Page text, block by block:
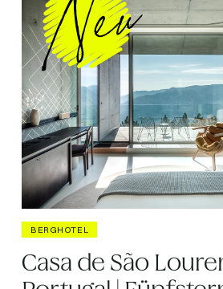
BERGHOTEL
Casa de São